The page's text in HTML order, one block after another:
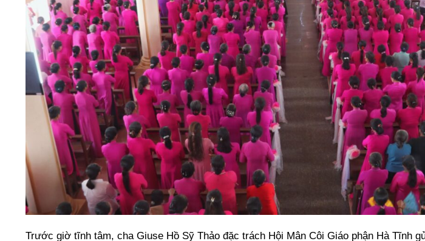
Trước giờ tĩnh tâm, cha Giuse Hồ Sỹ Thảo đặc trách Hội Mân Côi Giáo phận Hà Tĩnh